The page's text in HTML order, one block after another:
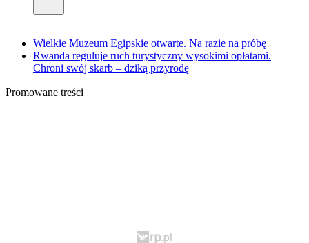
Wielkie Muzeum Egipskie otwarte. Na razie na próbę
Rwanda reguluje ruch turystyczny wysokimi opłatami.
Chroni swój skarb – dziką przyrodę
Promowane treści